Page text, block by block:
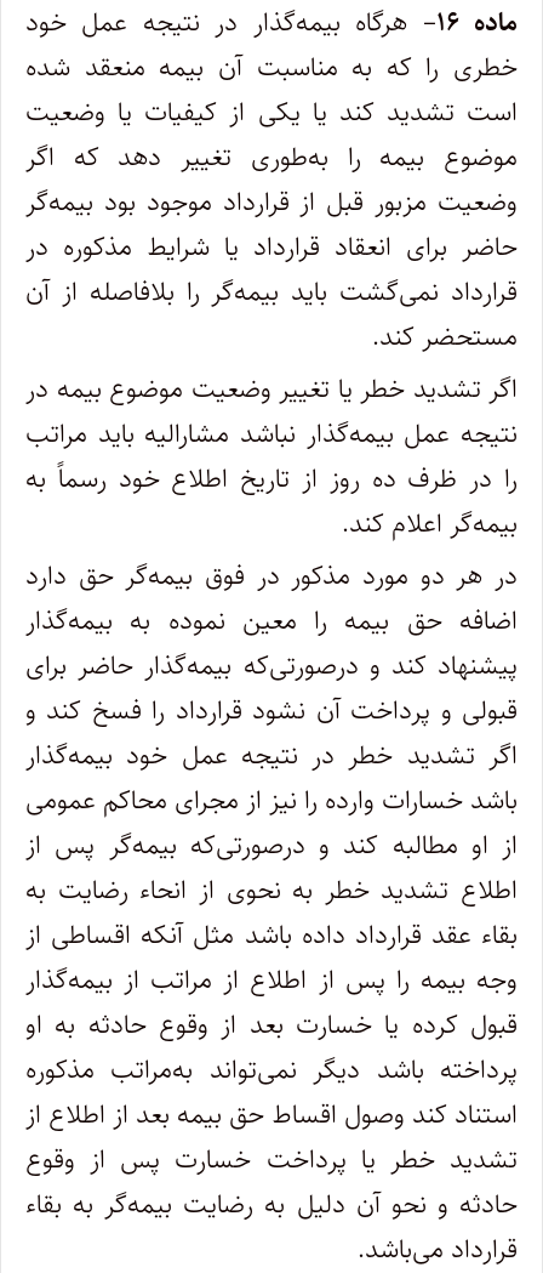
ماده ۱۶ – هرگاه بیمه‌گذار در نتیجه عمل خود
خطری را که به مناسبت آن بیمه منعقد شده
است تشدید کند یا یکی از کیفیات یا وضعیت
موضوع بیمه را به‌طوری تغییر دهد که اگر
وضعیت مزبور قبل از قرارداد موجود بود بیمه‌گر
حاضر برای انعقاد قرارداد یا شرایط مذکوره در
قرارداد نمی‌گشت باید بیمه‌گر را بلافاصله از آن
مستحضر کند.
اگر تشدید خطر یا تغییر وضعیت موضوع بیمه در
نتیجه عمل بیمه‌گذار نباشد مشارالیه باید مراتب
را در ظرف ده روز از تاریخ اطلاع خود رسماً به
بیمه‌گر اعلام کند.
‌در هر دو مورد مذکور در فوق بیمه‌گر حق دارد
اضافه حق بیمه را معین نموده به بیمه‌گذار
پیشنهاد کند و درصورتی‌که بیمه‌گذار حاضر برای
قبولی و پرداخت آن نشود قرارداد را فسخ کند و
اگر تشدید خطر در نتیجه عمل خود بیمه‌گذار
باشد خسارات وارده را نیز از مجرای محاکم عمومی
از او مطالبه کند و درصورتی‌که بیمه‌گر پس از
اطلاع تشدید خطر به نحوی از انحاء رضایت به
بقاء عقد قرارداد داده باشد مثل آنکه اقساطی از
وجه بیمه را پس از اطلاع از مراتب از بیمه‌گذار
قبول کرده یا خسارت بعد از وقوع حادثه به او
پرداخته باشد دیگر نمی‌تواند به‌مراتب مذکوره
استناد کند وصول اقساط حق بیمه بعد از اطلاع از
تشدید خطر یا پرداخت خسارت پس از وقوع
حادثه و نحو آن دلیل به رضایت بیمه‌گر به بقاء
قرارداد می‌باشد.